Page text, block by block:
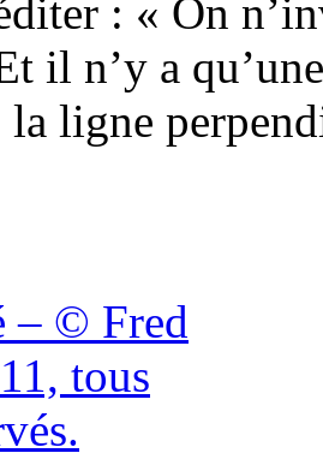
: « On
il n’y a
ligne